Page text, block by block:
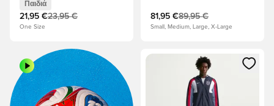
Παιδιά
21,95 €23,95 €
One Size
Ιγκλού/Μεταλλικός
χαλκός
81,95 €89,95 €
Small, Medium, Large, X-Large
Ανοίγει ένα Modal για να